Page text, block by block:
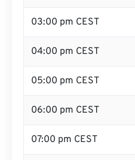
03:00 pm CEST
04:00 pm CEST
05:00 pm CEST
06:00 pm CEST
07:00 pm CEST